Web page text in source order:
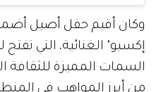
وكان أقيم حفل أصيل
إكسبو" الغنائية، التي
السمات المميزة للثقافة
من أبرز المواهب في